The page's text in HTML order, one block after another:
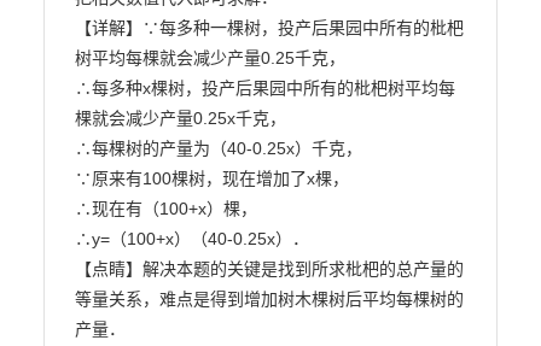
【详解】∵每多种一棵树，投产后果园中所有的枇杷
树平均每棵就会减少产量0.25千克，
∴每多种x棵树，投产后果园中所有的枇杷树平均每
棵就会减少产量0.25x千克，
∴每棵树的产量为（40-0.25x）千克，
∵原来有100棵树，现在增加了x棵，
∴现在有（100+x）棵，
∴y=（100+x）（40-0.25x）．
【点睛】解决本题的关键是找到所求枇杷的总产量的
等量关系，难点是得到增加树木棵树后平均每棵树的
产量．